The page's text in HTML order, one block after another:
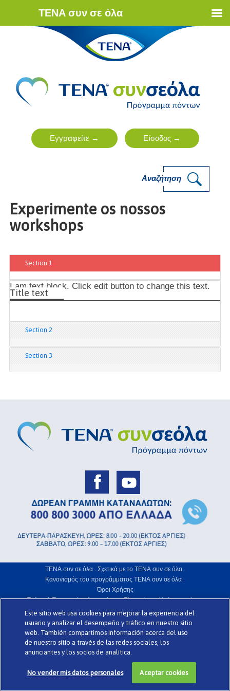
Αναζήτηση
Experimente os nossos
workshops
Section 1
I am text block. Click edit button to change this text.
Title text
Section 2
Section 3
ΤΕΝΑ συν σε όλα . Σχετικά με το ΤΕΝΑ συν σε όλα .
Κανονισμός του προγράμματος ΤΕΝΑ συν σε όλα .
Όροι Χρήσης
Πολιτική Προστασίας Απορρήτου . Γλωσσάριο . Χρήση Cookies .
Την ιστοσελίδα σχεδίασε η webwww.codigomedia.es© Essity Hellas
>
ΤΕΝΑ συν σε όλα
Este sitio web usa cookies para mejorar la experiencia del
usuario y analizar el desempeño y tráfico en nuestro sitio
web. También compartimos información acerca del uso
de nuestro sitio a través de las redes sociales, los
anunciantes y los socios de analítica.
No vender mis datos personales Aceptar cookies